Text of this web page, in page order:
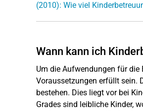
(2010): Wie viel
Wann kann ich
Um die Aufwendungen für die
Voraussetzungen erfüllt sein.
bestehen. Dies liegt vor bei
Grades sind leibliche Kinder,